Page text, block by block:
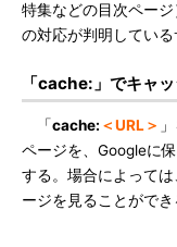
特集などの目次ペー
の対応が判明している
「cache:」でキャ
「cache: ＜URL＞
ページを、Googleに
する。場合によって
ージを見ることができ